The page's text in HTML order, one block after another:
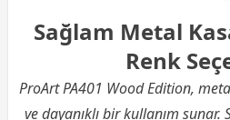
Sağlam Metal
Renk
ProArt PA401 Wood Edition,
ve dayanıklı bir kullanım sunar.